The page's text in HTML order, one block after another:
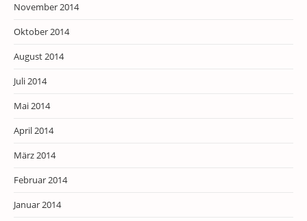
November 2014
Oktober 2014
August 2014
Juli 2014
Mai 2014
April 2014
März 2014
Februar 2014
Januar 2014